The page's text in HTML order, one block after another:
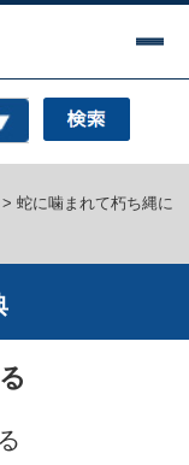
蛇に噛まれて朽ち縄に